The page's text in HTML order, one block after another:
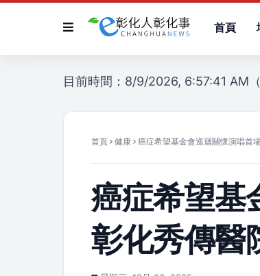
首頁
目前時間：8/9/2026, 6:57:41 AM（
首頁 健康 癌症希望基金會巡迴關懷演唱首
癌症希望
彰化秀傳醫